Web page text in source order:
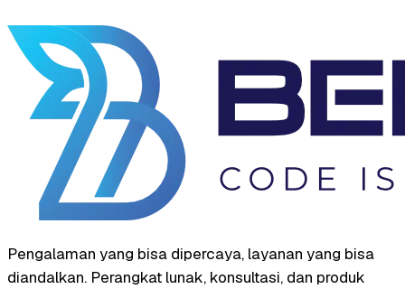
Pengalaman yang bisa dipercaya, layanan yang bisa
diandalkan. Perangkat lunak, konsultasi, dan produk